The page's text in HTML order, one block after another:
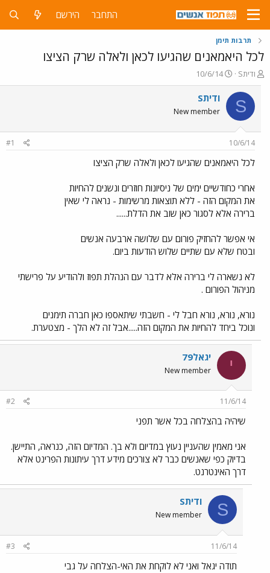
התחבר הירשם
תרבות תימן
לכל היאמאנים שהגיעו לכאן ולאלה שרק הציצו
פ
ו
ת
ח
ה
ש
א
Sודית
פ
ו
ר
ר
10/6/14
S Sודית
New member
10/6/14
#1
לכל היאמאנים שהגיעו לכאן ולאלה שרק הציצו
אחרי כחודשיים ימים של ניסיונות חוזרים ונשנים להחיות
את המקום הזה - ללא תוצאות מרשימות - נראה לי שאין
ברירה אלא לסגור כאן שוב את הדלת......
אי אפשר להחזיק פורום עם שלושה ארבעה אנשים
ובטח שלא עם שתיים שלוש הודעות ביום.
לא נשארה לי ברירה אלא לדבר עם הנהלת תפוז ולהודיע על פרישתי
מניהול הפורום .
נורא, נורא, נורא חבל לי - חשבתי שיתאספו כאן חברה תימנים
ונוכל ביחד להחיות את המקום הזה.....אבל זה לא הלך - מצטערת.
י יגאל79
New member
11/6/14
#2
שיהיה בהצלחה בכל אשר תפני
אני מאמין שהעניין נעוץ במדיום ולא בך. המדיום הזה, כנראה, התיישן.
בדיוק כפי שאנשים כבר לא צורכים מידע דרך עיתונות הפרינט אלא
דרך האינטרנט.
S Sודית
New member
11/6/14
#3
תודה יגאל ואני לא לוקחת את האי-הצלחה על גבי